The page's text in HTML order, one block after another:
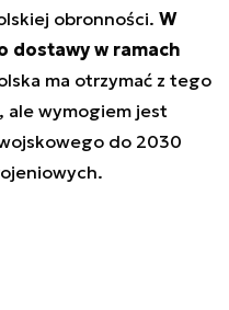
obronności. W
dostawy w ramach
ma otrzymać z tego
ale wymogiem jest
do 2030